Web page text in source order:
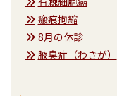
瘢痕拘縮
8月の休診
腋臭症（わきが）